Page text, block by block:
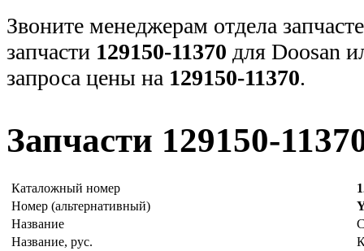
Звоните менеджерам отдела
запчасти 129150-11370 для Doosan
запроса цены на 129150-11370.
Запчасти 129150-
Каталожный номер
Номер (альтернативный)
Название
Название, рус.